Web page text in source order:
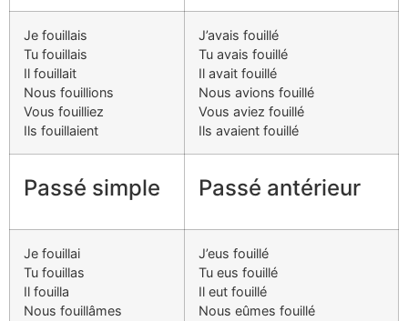
Je fouillais
Tu fouillais
Il fouillait
Nous fouillions
Vous fouilliez
Ils fouillaient
J’avais fouillé
Tu avais fouillé
Il avait fouillé
Nous avions fouillé
Vous aviez fouillé
Ils avaient fouillé
Passé simple Passé antérieur
Je fouillai
Tu fouillas
Il fouilla
Nous fouillâmes
J’eus fouillé
Tu eus fouillé
Il eut fouillé
Nous eûmes fouillé